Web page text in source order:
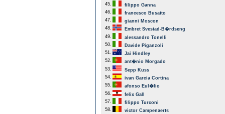
45.
filippo Ganna
46.
francesco Busatto
47.
gianni Moscon
48.
Embret Svestad-B�rdseng
49.
alessandro Tonelli
50.
Davide Piganzoli
51.
Jai Hindley
52.
ant�nio Morgado
53.
Sepp Kuss
54.
ivan Garcia Cortina
55.
afonso Eul�lio
56.
felix Gall
57.
filippo Turconi
58.
victor Campenaerts